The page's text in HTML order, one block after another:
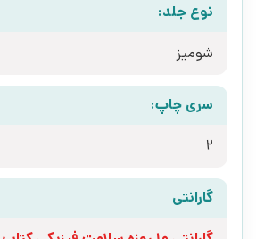
نوع جلد:
شومیز
سری چاپ:
2
گارانتی